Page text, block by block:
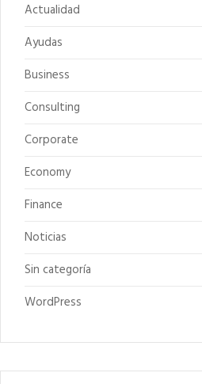
Actualidad
Ayudas
Business
Consulting
Corporate
Economy
Finance
Noticias
Sin categoría
WordPress